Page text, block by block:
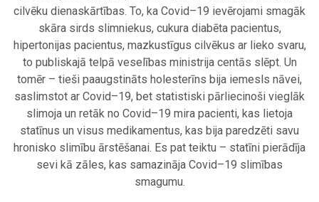
cilvēku dienaskārtības. To, ka Covid–19 ievērojami smagāk
skāra sirds slimniekus, cukura diabēta pacientus,
hipertonijas pacientus, mazkustīgus cilvēkus ar lieko svaru,
to publiskajā telpā veselības ministrija centās slēpt. Un
tomēr – tieši paaugstināts holesterīns bija iemesls nāvei,
saslimstot ar Covid–19, bet statistiski pārliecinoši vieglāk
slimoja un retāk no Covid–19 mira pacienti, kas lietoja
statīnus un visus medikamentus, kas bija paredzēti savu
hronisko slimību ārstēšanai. Es pat teiktu – statīni pierādīja
sevi kā zāles, kas samazināja Covid–19 slimības
smagumu.